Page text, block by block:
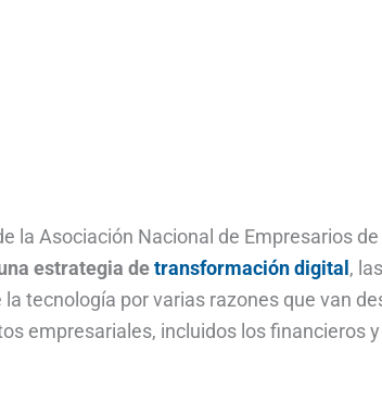
la Asociación Nacional de Empresarios
estrategia detransformación digital ,
tecnología por varias razones que van
empresariales, incluidos los financieros